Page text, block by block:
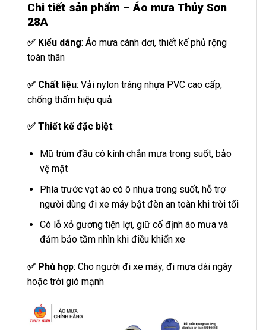
Chi tiết sản phẩm – Áo mưa Thủy Sơn
28A
✅ Kiểu dáng: Áo mưa cánh dơi, thiết kế phủ rộng
toàn thân
✅ Chất liệu: Vải nylon tráng nhựa PVC cao cấp,
chống thấm hiệu quả
✅ Thiết kế đặc biệt:
Mũ trùm đầu có kính chắn mưa trong suốt, bảo
vệ mặt
Phía trước vạt áo có ô nhựa trong suốt, hỗ trợ
người dùng đi xe máy bật đèn an toàn khi trời tối
Có lỗ xỏ gương tiện lợi, giữ cố định áo mưa và
đảm bảo tầm nhìn khi điều khiển xe
✅ Phù hợp: Cho người đi xe máy, đi mưa dài ngày
hoặc trời gió mạnh